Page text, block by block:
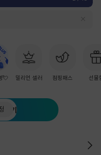
💘 밀리언 셀러 점핑패스 선물
받기